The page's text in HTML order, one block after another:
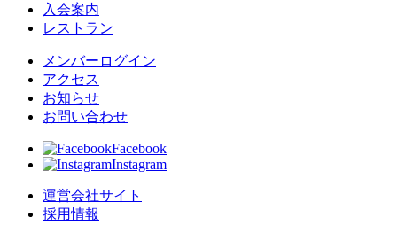
入会案内
レストラン
メンバーログイン
アクセス
お知らせ
お問い合わせ
Facebook
Instagram
運営会社サイト
採用情報